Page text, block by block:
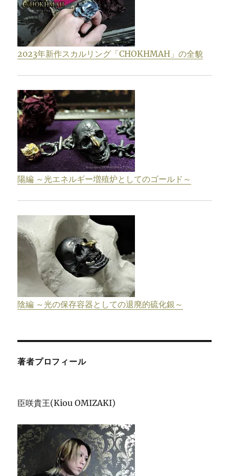
2023年新作スカルリング「CHOKHMAH」の全貌
陽編 ～光エネルギー増殖炉としてのゴールド～
陰編 ～光の保存容器としての退廃的硫化銀～
著者プロフィール
臣咲貴王(Kiou OMIZAKI)